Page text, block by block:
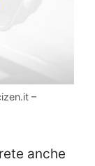
–
anche